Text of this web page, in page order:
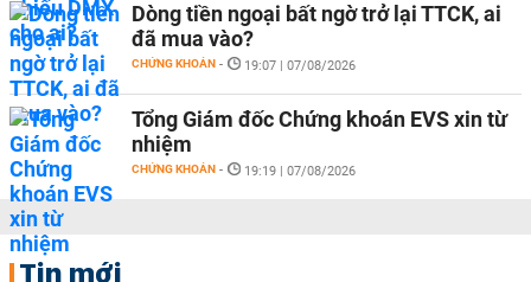
Dòng tiền ngoại bất ngờ trở lại TTCK, ai
đã mua vào?
CHỨNG KHOÁN - 19:07 | 07/08/2026
Tổng Giám đốc Chứng khoán EVS xin từ
nhiệm
CHỨNG KHOÁN - 19:19 | 07/08/2026
Tin mới